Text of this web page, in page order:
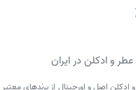
و ادکلن در ایران
اصل و اورجینال از برندهای معتبر